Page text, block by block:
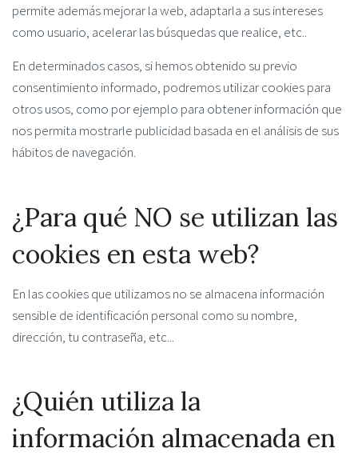
permite además mejorar la web, adaptarla a sus intereses
como usuario, acelerar las búsquedas que realice, etc..
En determinados casos, si hemos obtenido su previo
consentimiento informado, podremos utilizar cookies para
otros usos, como por ejemplo para obtener información que
nos permita mostrarle publicidad basada en el análisis de sus
hábitos de navegación.
¿Para qué NO se utilizan las
cookies en esta web?
En las cookies que utilizamos no se almacena información
sensible de identificación personal como su nombre,
dirección, tu contraseña, etc...
¿Quién utiliza la
información almacenada en